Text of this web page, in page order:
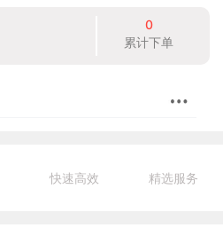
0
累计下单
快速高效 精选服务